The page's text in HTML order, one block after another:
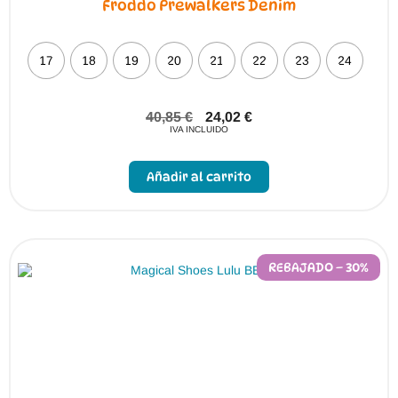
Froddo Prewalkers Denim
17 18 19 20 21 22 23 24
40,85€ 24,02 €
IVA INCLUIDO
Añadir al carrito
se
pueden
elegir
REBAJADO – 30%